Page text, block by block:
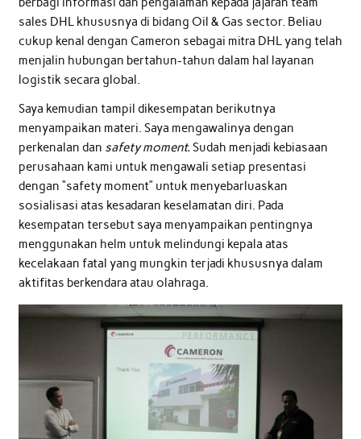
sales DHL khususnya di bidang Oil & Gas sector. Beliau
cukup kenal dengan Cameron sebagai mitra DHL yang telah
menjalin hubungan bertahun-tahun dalam hal layanan
logistik secara global.
Saya kemudian tampil dikesempatan berikutnya
menyampaikan materi. Saya mengawalinya dengan
perkenalan dan safety moment.Sudah menjadi kebiasaan
perusahaan kami untuk mengawali setiap presentasi
dengan “safety moment” untuk menyebarluaskan
sosialisasi atas kesadaran keselamatan diri. Pada
kesempatan tersebut saya menyampaikan pentingnya
menggunakan helm untuk melindungi kepala atas
kecelakaan fatal yang mungkin terjadi khususnya dalam
aktifitas berkendara atau olahraga.